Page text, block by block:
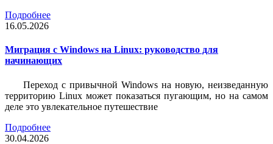
Подробнее
16.05.2026
Миграция с Windows на Linux: руководство для
начинающих
Переход с привычной Windows на новую, неизведанную
территорию Linux может показаться пугающим, но на самом
деле это увлекательное путешествие
Подробнее
30.04.2026